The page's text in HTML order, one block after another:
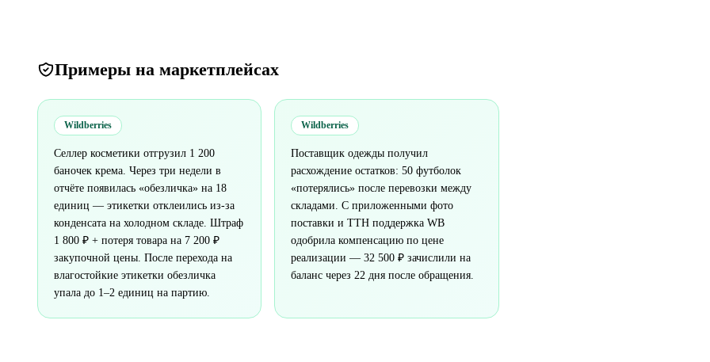
Примеры на маркетплейсах
Wildberries
Селлер косметики отгрузил 1 200
баночек крема. Через три недели в
отчёте появилась «обезличка» на 18
единиц — этикетки отклеились из-за
конденсата на холодном складе. Штраф
1 800 ₽ + потеря товара на 7 200 ₽
закупочной цены. После перехода на
влагостойкие этикетки обезличка
упала до 1–2 единиц на партию.
Wildberries
Поставщик одежды получил
расхождение остатков: 50 футболок
«потерялись» после перевозки между
складами. С приложенными фото
поставки и ТТН поддержка WB
одобрила компенсацию по цене
реализации — 32 500 ₽ зачислили на
баланс через 22 дня после обращения.